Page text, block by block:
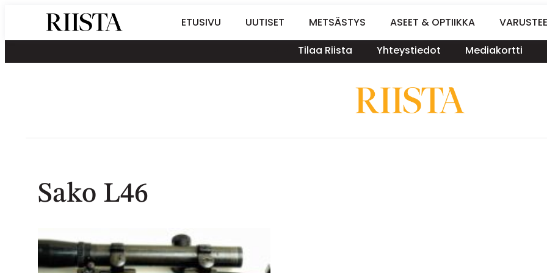
sisältöön
Riistalehti.fi
Metsästyksen
erikoislehti
ETUSIVU UUTISET METSÄSTYS ASEET & OPTIIKKA
Tilaa Riista
Yhteystiedot Mediakortti
Sako L46